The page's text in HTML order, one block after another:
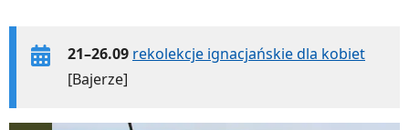
21–26.09 rekolekcje ignacjańskie dla kobiet
[Bajerze]